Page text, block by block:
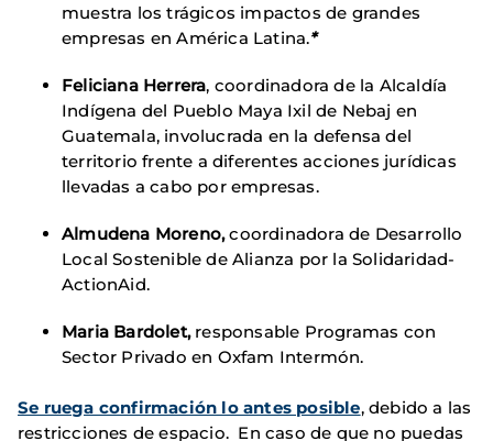
muestra los trágicos impactos de grandes
empresas en América Latina.*
Feliciana Herrera, coordinadora de la Alcaldía
Indígena del Pueblo Maya Ixil de Nebaj en
Guatemala, involucrada en la defensa del
territorio frente a diferentes acciones jurídicas
llevadas a cabo por empresas.
Almudena Moreno,coordinadora de Desarrollo
Local Sostenible de Alianza por la Solidaridad-
ActionAid.
Maria Bardolet,responsable Programas con
Sector Privado en Oxfam Intermón.
Se ruega confirmación lo antes posible, debido a las
restricciones de espacio. En caso de que no puedas